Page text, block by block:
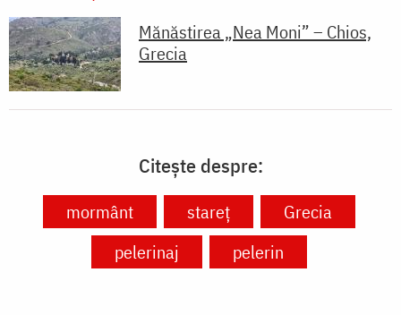
Mănăstirea „Nea Moni” – Chios,
Grecia
Citește despre:
mormânt stareț
Grecia
pelerinaj
pelerin